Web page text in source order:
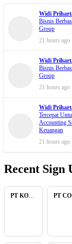
Widi
Bisnis
Group
21 hours ago
Widi
Bisnis
Group
21 hours ago
Widi
Tercepat
Accounting
Keuangan
21 hours ago
Recent Sign